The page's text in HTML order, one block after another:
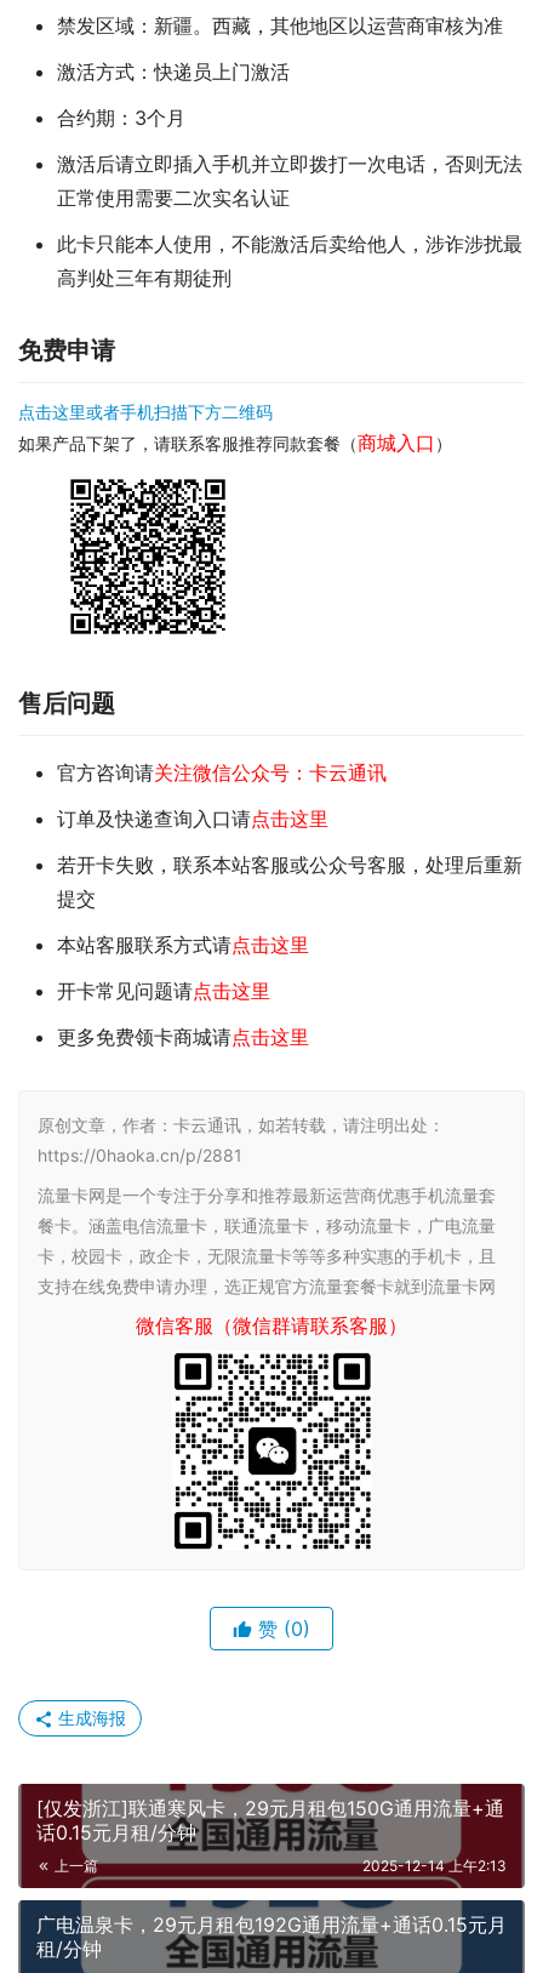
禁发区域：新疆。西藏，其他地区以运营商审核为准
激活方式：快递员上门激活
合约期：3个月
激活后请立即插入手机并立即拨打一次电话，否则无法
正常使用需要二次实名认证
此卡只能本人使用，不能激活后卖给他人，涉诈涉扰最
高判处三年有期徒刑
免费申请
点击这里或者手机扫描下方二维码
如果产品下架了，请联系客服推荐同款套餐（商城入口 ）
售后问题
官方咨询请关注微信公众号：卡云通讯
订单及快递查询入口请点击这里
若开卡失败，联系本站客服或公众号客服，处理后重新
提交
本站客服联系方式请点击这里
开卡常见问题请点击这里
更多免费领卡商城请点击这里
原创文章，作者：卡云通讯，如若转载，请注明出处：
https://0haoka.cn/p/2881
流量卡网是一个专注于分享和推荐最新运营商优惠手机流量套
餐卡。涵盖电信流量卡，联通流量卡，移动流量卡，广电流量
卡，校园卡，政企卡，无限流量卡等等多种实惠的手机卡，且
支持在线免费申请办理，选正规官方流量套餐卡就到流量卡网
微信客服（微信群请联系客服）
赞 (0)
生成海报
[仅发浙江]联通寒风卡，29元月租包150G通用流量+通
话0.15元月租/分钟
上一篇 2025-12-14 上午2:13
广电温泉卡，29元月租包192G通用流量+通话0.15元月
租/分钟